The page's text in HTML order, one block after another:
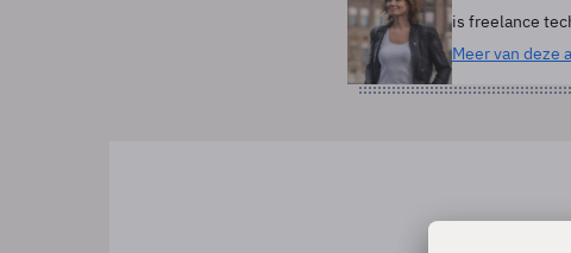
is freelance
Meer van deze